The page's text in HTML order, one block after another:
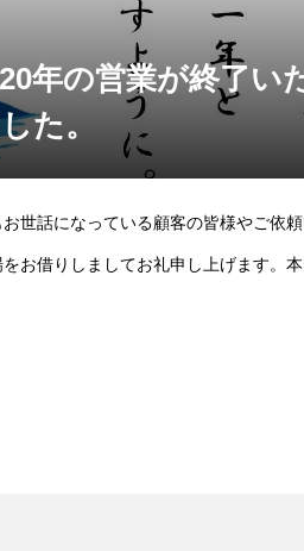
年の営業が終了い
た。
世話になっている顧客の皆様やご依
お借りしましてお礼申し上げます。